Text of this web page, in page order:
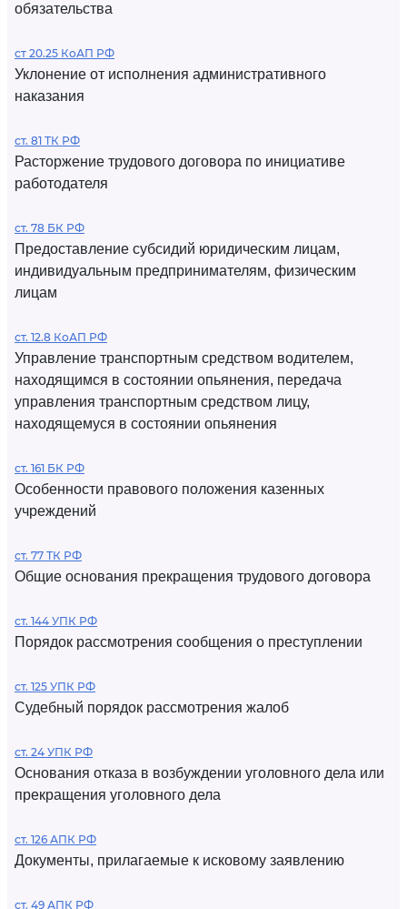
обязательства
ст 20.25 КоАП РФ
Уклонение от исполнения административного
наказания
ст. 81 ТК РФ
Расторжение трудового договора по инициативе
работодателя
ст. 78 БК РФ
Предоставление субсидий юридическим лицам,
индивидуальным предпринимателям, физическим
лицам
ст. 12.8 КоАП РФ
Управление транспортным средством водителем,
находящимся в состоянии опьянения, передача
управления транспортным средством лицу,
находящемуся в состоянии опьянения
ст. 161 БК РФ
Особенности правового положения казенных
учреждений
ст. 77 ТК РФ
Общие основания прекращения трудового договора
ст. 144 УПК РФ
Порядок рассмотрения сообщения о преступлении
ст. 125 УПК РФ
Судебный порядок рассмотрения жалоб
ст. 24 УПК РФ
Основания отказа в возбуждении уголовного дела или
прекращения уголовного дела
ст. 126 АПК РФ
Документы, прилагаемые к исковому заявлению
ст. 49 АПК РФ